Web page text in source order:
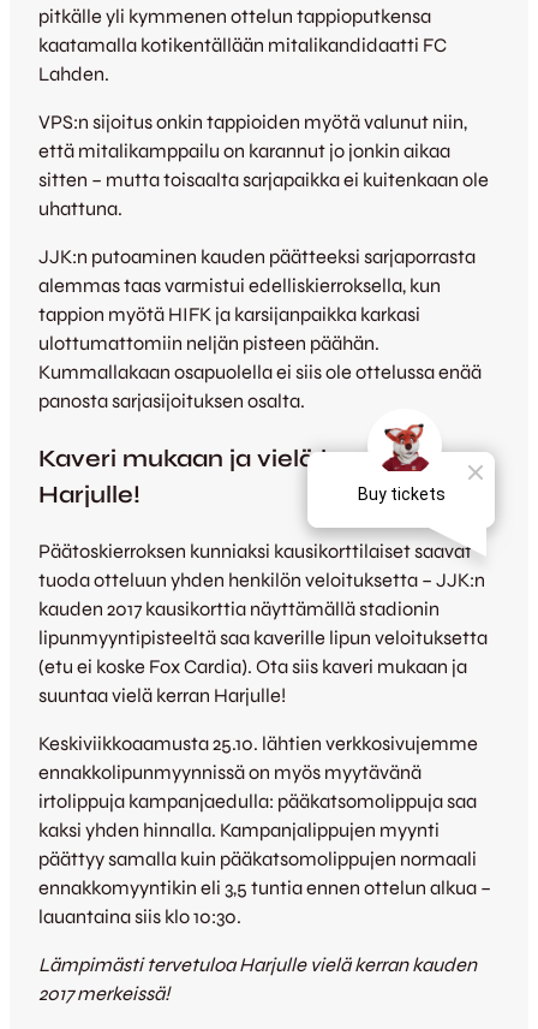
pitkälle yli kymmenen ottelun tappioputkensa
kaatamalla kotikentällään mitalikandidaatti FC
Lahden.
VPS:n sijoitus onkin tappioiden myötä valunut niin,
että mitalikamppailu on karannut jo jonkin aikaa
sitten – mutta toisaalta sarjapaikka ei kuitenkaan ole
uhattuna.
JJK:n putoaminen kauden päätteeksi sarjaporrasta
alemmas taas varmistui edelliskierroksella, kun
tappion myötä HIFK ja karsijanpaikka karkasi
ulottumattomiin neljän pisteen päähän.
Kummallakaan osapuolella ei siis ole ottelussa enää
panosta sarjasijoituksen osalta.
Kaveri mukaan ja vielä kerran
Harjulle!
Päätoskierroksen kunniaksi kausikorttilaiset saavat
tuoda otteluun yhden henkilön veloituksetta – JJK:n
kauden 2017 kausikorttia näyttämällä stadionin
lipunmyyntipisteeltä saa kaverille lipun veloituksetta
(etu ei koske Fox Cardia). Ota siis kaveri mukaan ja
suuntaa vielä kerran Harjulle!
Keskiviikkoaamusta 25.10. lähtien verkkosivujemme
ennakkolipunmyynnissä on myös myytävänä
irtolippuja kampanjaedulla: pääkatsomolippuja saa
kaksi yhden hinnalla. Kampanjalippujen myynti
päättyy samalla kuin pääkatsomolippujen normaali
ennakkomyyntikin eli 3,5 tuntia ennen ottelun alkua –
lauantaina siis klo 10:30.
Lämpimästi tervetuloa Harjulle vielä kerran kauden
2017 merkeissä!